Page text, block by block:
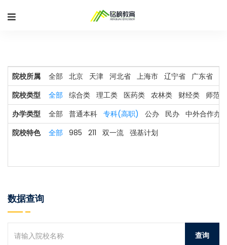
院校所属 全部 北京 天津 河北省 上海市 辽宁省 广东省
院校类型 全部 综合类 理工类 医药类 农林类 财经类 师范类
办学类型 全部 普通本科 专科(高职) 公办 民办 中外合作办
院校特色 全部 985 211 双一流 强基计划
数据查询